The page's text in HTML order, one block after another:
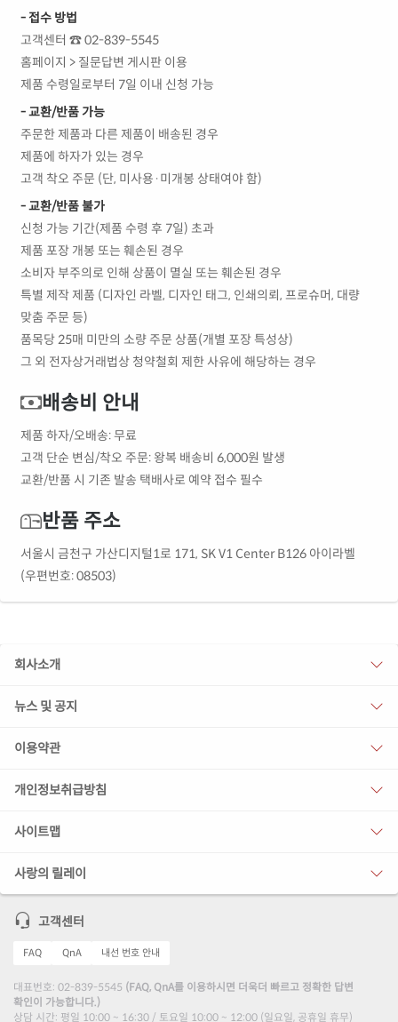
- 접수 방법
고객센터 ☎ 02-839-5545
홈페이지 > 질문답변 게시판 이용
제품 수령일로부터 7일 이내 신청 가능
- 교환/반품 가능
주문한 제품과 다른 제품이 배송된 경우
제품에 하자가 있는 경우
고객 착오 주문 (단, 미사용·미개봉 상태여야 함)
- 교환/반품 불가
신청 가능 기간(제품 수령 후 7일) 초과
제품 포장 개봉 또는 훼손된 경우
소비자 부주의로 인해 상품이 멸실 또는 훼손된 경우
특별 제작 제품 (디자인 라벨, 디자인 태그, 인쇄의뢰, 프로슈머, 대량
맞춤 주문 등)
품목당 25매 미만의 소량 주문 상품(개별 포장 특성상)
그 외 전자상거래법상 청약철회 제한 사유에 해당하는 경우
배송비 안내
제품 하자/오배송: 무료
고객 단순 변심/착오 주문: 왕복 배송비 6,000원 발생
교환/반품 시 기존 발송 택배사로 예약 접수 필수
반품 주소
서울시 금천구 가산디지털1로 171, SK V1 Center B126 아이라벨
(우편번호: 08503)
회사소개
뉴스 및 공지
이용약관
개인정보취급방침
사이트맵
사랑의 릴레이
고객센터
FAQ QnA 내선 번호 안내
대표번호: 02-839-5545 (FAQ, QnA를 이용하시면 더욱더 빠르고 정확한 답변
확인이 가능합니다.)
상담 시간: 평일 10:00 ~ 16:30 / 토요일 10:00 ~ 12:00 (일요일, 공휴일 휴무)